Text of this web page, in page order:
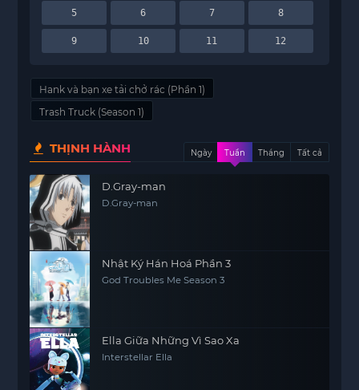
5 6 7 8
9 10 11 12
Hank và bạn xe tải chở rác (Phần 1)
Trash Truck (Season 1)
THỊNH HÀNH Ngày Tuần Tháng Tất cả
D.Gray-man
D.Gray-man
Nhật Ký Hán Hoá Phần 3
God Troubles Me Season 3
Ella Giữa Những Vì Sao Xa
Interstellar Ella